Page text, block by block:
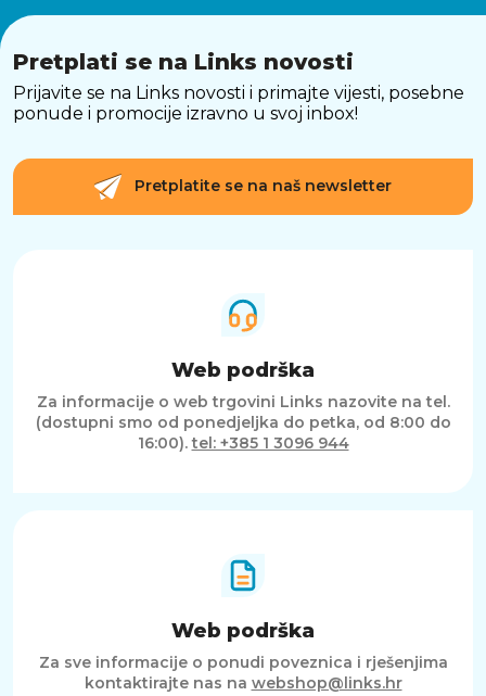
Pretplati se na Links novosti
Prijavite se na Links novosti i primajte vijesti, posebne
ponude i promocije izravno u svoj inbox!
Pretplatite se na naš newsletter
Web podrška
Za informacije o web trgovini Links nazovite na tel.
(dostupni smo od ponedjeljka do petka, od 8:00 do
16:00).tel: +385 1 3096 944
Web podrška
Za sve informacije o ponudi poveznica i rješenjima
kontaktirajte nas na webshop@links.hr